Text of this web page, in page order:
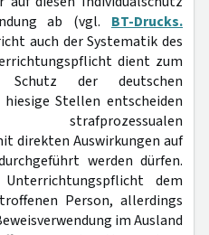
ab (vgl. BT-Drucks.
auch der Systematik des
dient zum
der deutschen
Stellen entscheiden
direkten Auswirkungen auf
werden dürfen.
dem
Person, allerdings
im Ausland